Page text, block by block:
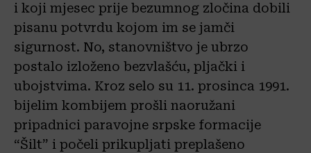
i koji mjesec prije bezumnog zločina dobili
pisanu potvrdu kojom im se jamči
sigurnost. No, stanovništvo je ubrzo
postalo izloženo bezvlašću, pljački i
ubojstvima. Kroz selo su 11. prosinca 1991.
bijelim kombijem prošli naoružani
pripadnici paravojne srpske formacije
“Šilt” i počeli prikupljati preplašeno